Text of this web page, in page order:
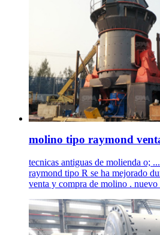
molino tipo raymond
tecnicas antiguas de molienda o;
raymond tipo R se ha mejorado
venta y compra de molino . nuevo